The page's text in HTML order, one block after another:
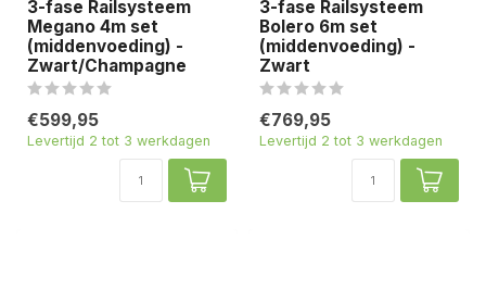
3-fase Railsysteem
Megano 4m set
(middenvoeding) -
Zwart/Champagne
€599,95
Levertijd 2 tot 3 werkdagen
3-fase Railsysteem
Bolero 6m set
(middenvoeding) -
Zwart
€769,95
Levertijd 2 tot 3 werkdagen